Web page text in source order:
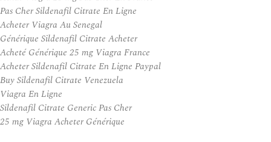
Pas Cher Sildenafil Citrate En Ligne
Acheter Viagra Au Senegal
Générique Sildenafil Citrate Acheter
Acheté Générique 25 mg Viagra France
Acheter Sildenafil Citrate En Ligne Paypal
Buy Sildenafil Citrate Venezuela
Viagra En Ligne
Sildenafil Citrate Generic Pas Cher
25 mg Viagra Acheter Générique